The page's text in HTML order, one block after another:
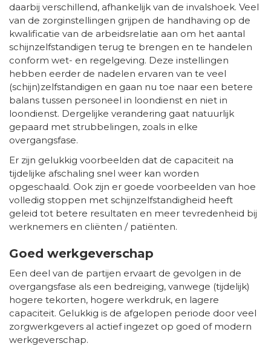
daarbij verschillend, afhankelijk van de invalshoek. Veel
van de zorginstellingen grijpen de handhaving op de
kwalificatie van de arbeidsrelatie aan om het aantal
schijnzelfstandigen terug te brengen en te handelen
conform wet- en regelgeving. Deze instellingen
hebben eerder de nadelen ervaren van te veel
(schijn)zelfstandigen en gaan nu toe naar een betere
balans tussen personeel in loondienst en niet in
loondienst. Dergelijke verandering gaat natuurlijk
gepaard met strubbelingen, zoals in elke
overgangsfase.
Er zijn gelukkig voorbeelden dat de capaciteit na
tijdelijke afschaling snel weer kan worden
opgeschaald. Ook zijn er goede voorbeelden van hoe
volledig stoppen met schijnzelfstandigheid heeft
geleid tot betere resultaten en meer tevredenheid bij
werknemers en cliënten / patiënten.
Goed werkgeverschap
Een deel van de partijen ervaart de gevolgen in de
overgangsfase als een bedreiging, vanwege (tijdelijk)
hogere tekorten, hogere werkdruk, en lagere
capaciteit. Gelukkig is de afgelopen periode door veel
zorgwerkgevers al actief ingezet op goed of modern
werkgeverschap.